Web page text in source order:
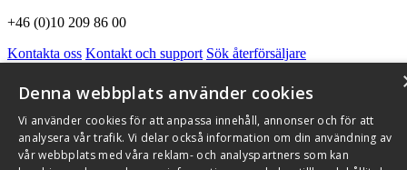
+46 (0)10 209 86 00
Kontakta oss Kontakt och support Sök återförsäljare
Om Flexit
Aktuellt Miljö och kvalitetssäkring Alarmkoder
Qnister Visselblåsningsfunktion
© 2026 Flexit AB. Alla rättigheter förbehållna
Aktuellt Miljö och kvalitetssäkring
Denna webbplats använder cookies
Vi använder cookies för att anpassa innehåll, annonser och för att
analysera vår trafik. Vi delar också information om din användning av
vår webbplats med våra reklam- och analyspartners som kan